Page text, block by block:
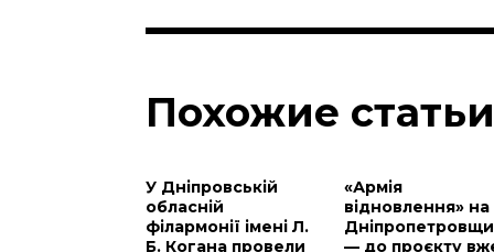
Похожие статьи
У Дніпровській
обласній
філармонії імені Л.
Б. Когана провели
«Армія
відновлення» на
— до проєкту